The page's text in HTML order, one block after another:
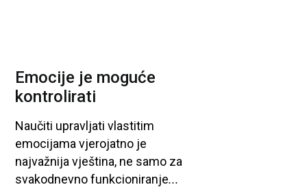
Emocije je moguće
kontrolirati
Naučiti upravljati vlastitim
emocijama vjerojatno je
najvažnija vještina, ne samo za
svakodnevnofunkcioniranje...